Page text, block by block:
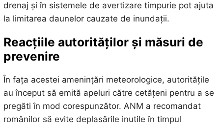
drenaj și în sistemele de avertizare timpurie pot ajuta
la limitarea daunelor cauzate de inundații.
Reacțiile autorităților și măsuri de
prevenire
În fața acestei amenințări meteorologice, autoritățile
au început să emită apeluri către cetățeni pentru a se
pregăti în mod corespunzător. ANM a recomandat
românilor să evite deplasările inutile în timpul